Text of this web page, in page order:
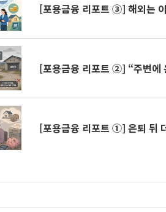
[포용금융 리포트 ③] 해외는
[포용금융 리포트 ②] “주변에
[포용금융 리포트 ①] 은퇴 뒤